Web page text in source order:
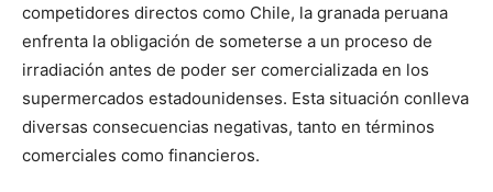
competidores directos como Chile, la granada peruana
enfrenta la obligación de someterse a un proceso de
irradiación antes de poder ser comercializada en los
supermercados estadounidenses. Esta situación conlleva
diversas consecuencias negativas, tanto en términos
comerciales como financieros.